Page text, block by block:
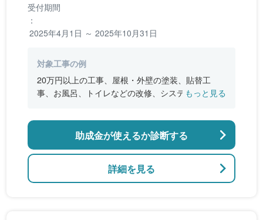
受付期間
：
2025年4月1日 ～ 2025年10月31日
対象工事の例
20万円以上の工事、屋根・外壁の塗装、貼替工
事、お風呂、トイレなどの改修、システムキッチ
もっと見る
詳細を見る
助成金が使えるか診断する